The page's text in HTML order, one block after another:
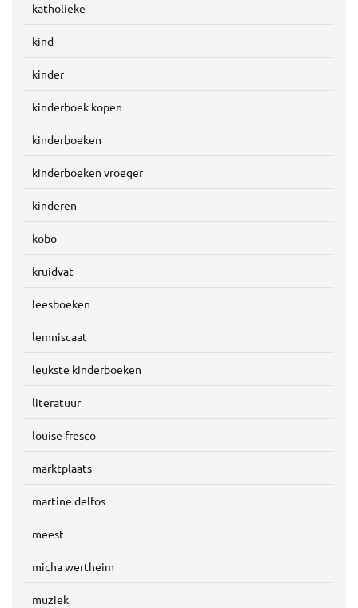
katholieke
kind
kinder
kinderboek kopen
kinderboeken
kinderboeken vroeger
kinderen
kobo
kruidvat
leesboeken
lemniscaat
leukste kinderboeken
literatuur
louise fresco
marktplaats
martine delfos
meest
micha wertheim
muziek